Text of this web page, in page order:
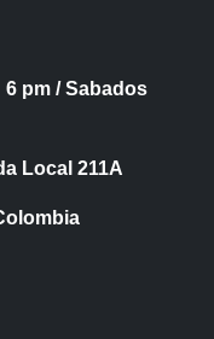
pm /Sabados
Local 211A